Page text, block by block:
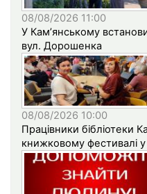
08/08/2026 11:00
У Кам’янському
вул. Дорошенка
08/08/2026 10:00
Працівники бібліотеки
книжковому фестивалі у